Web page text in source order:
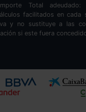
Total adeudado:
facilitados en cada
y no sustituye a las
si este fuera